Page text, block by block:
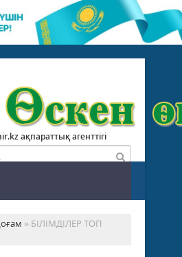
ақпараттық агенттігі
» БІЛІМДІЛЕР ТОП